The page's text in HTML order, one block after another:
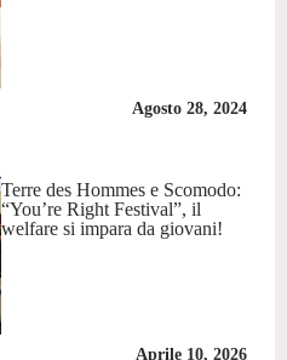
Agosto 28, 2024
Terre des Hommes e Scomodo:
“You’re Right Festival”, il
welfare si impara da giovani!
Aprile 10, 2026